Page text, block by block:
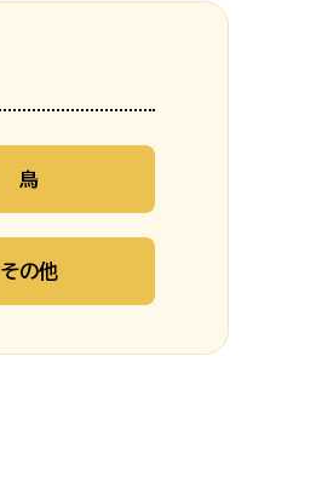
鳥
その他